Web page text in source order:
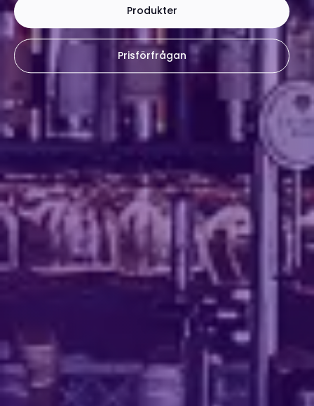
Produkter
Prisförfrågan